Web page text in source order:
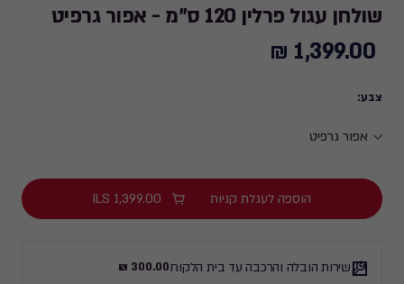
שולחן עגול פרלין 120 ס"מ - אפור גרפיט
1,399.00
1,399.00 ₪
צבע:
הוספה לעגלת קניות ILS 1,399.00
שירות הובלה והרכבה עד בית הלקוח300.00 ₪